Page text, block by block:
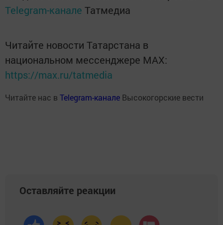
Telegram-канале Татмедиа
Читайте новости Татарстана в
национальном мессенджере MАХ:
https://max.ru/tatmedia
Читайте нас в Telegram-канале Высокогорские вести
Оставляйте реакции